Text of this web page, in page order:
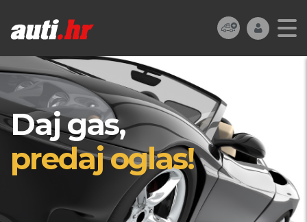
Daj gas,
predaj oglas!